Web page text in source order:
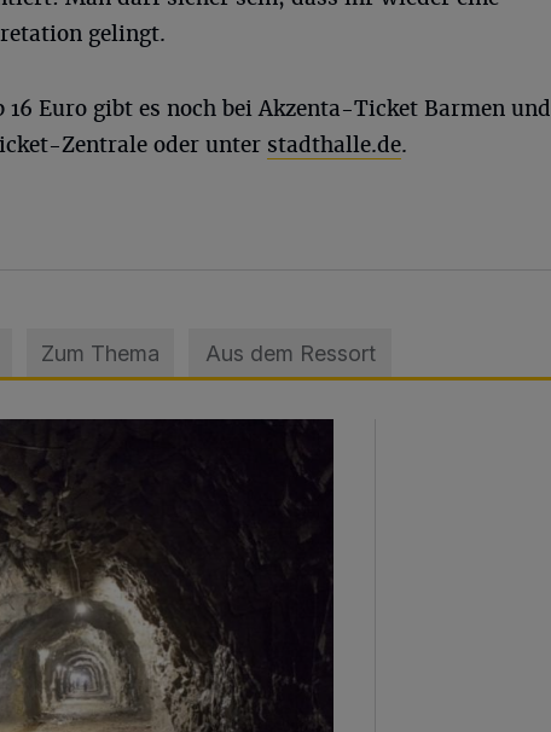
gelingt.
16 Euro gibt es noch bei Akzenta-Ticket Barmen und
Zentrale oder unter stadthalle.de.
Zum Thema Aus dem Ressort